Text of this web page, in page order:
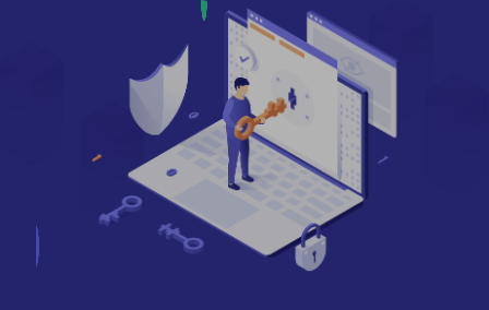
लंबे समय से अभिनय आईएसपी प्रॉक्सी $1.4
एसईओ निगरानी
विज्ञापन सत्यापन
वेब स्क्रैपिंग और क्रॉलिंग
भागीदारों
प्रॉक्सी चेकर
अक्सर पूछे जाने वाले प्रश्न
ब्लॉग
उपयोगकर्ता गाइड
English
77% की छूटऔर अभी कार्य करें!
आवासीय $0/GB असीमित $0/दिन